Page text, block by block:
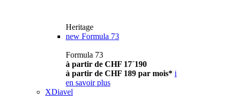
Heritage
new Formula 73
Formula 73
à partir de CHF 17´190
à partir de CHF 189 par mois* i
en savoir plus
XDiavel